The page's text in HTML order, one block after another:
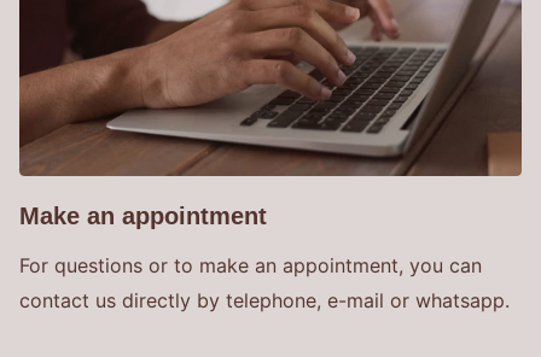
Make an appointment
For questions or to make an appointment, you can
contact us directly by telephone, e-mail or whatsapp.